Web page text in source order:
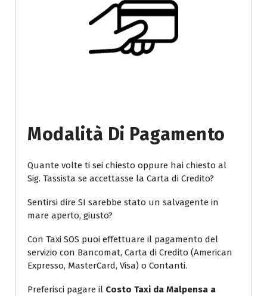
Modalità Di Pagamento
Quante volte ti sei chiesto oppure hai chiesto al
Sig. Tassista se accettasse la Carta di Credito?
Sentirsi dire SI sarebbe stato un salvagente in
mare aperto, giusto?
Con Taxi SOS puoi effettuare il pagamento del
servizio con Bancomat, Carta di Credito (American
Expresso, MasterCard, Visa) o Contanti.
Preferisci pagare il Costo Taxi da Malpensa a